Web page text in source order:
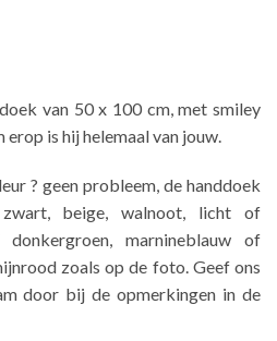
van 50 x 100 cm, met smiley
is hij helemaal van jouw.
? geen probleem, de handdoek
beige, walnoot, licht of
marnineblauw of
zoals op de foto. Geef ons
door bij de opmerkingen in de